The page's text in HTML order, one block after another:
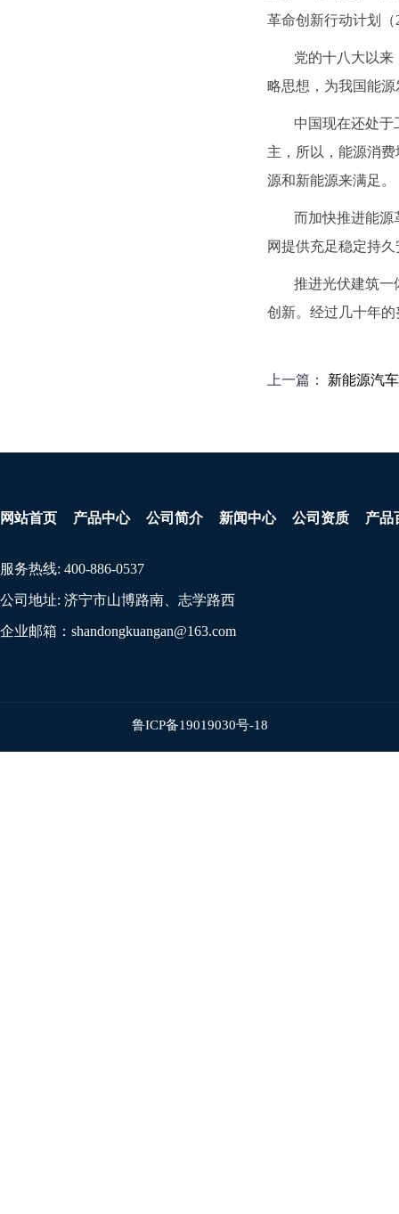
革命创新行动计划（
党的十八大以来
略思想，为我国能
中国现在还处
主，所以，能源消
源和新能源来满足。
而加快推进能源
网提供充足稳定持
推进光伏建筑一
创新。经过几十年
上一篇： 新能源汽
网站首页 产品中心 公司简介 新闻中心 公司资质 产品
服务热线: 400-886-0537
公司地址: 济宁市山博路南、志学路西
企业邮箱： shandongkuangan@163.com
鲁ICP备19019030号-18